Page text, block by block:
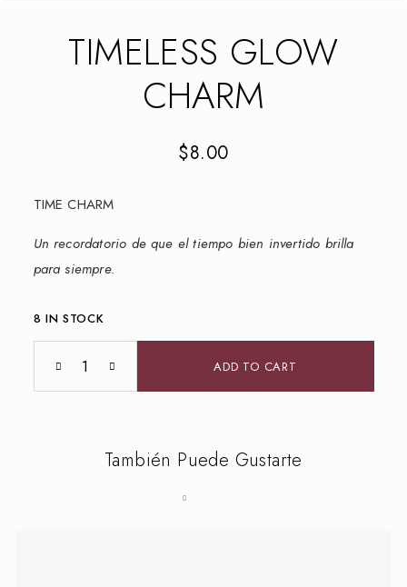
TIMELESS GLOW
CHARM
$8.00
TIME CHARM
Un recordatorio de que el tiempo bien invertido brilla
para siempre.
8 IN STOCK
ADD TO CART
También Puede Gustarte